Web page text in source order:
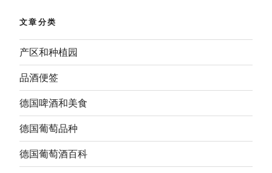
文章分类
产区和种植园
品酒便签
德国啤酒和美食
德国葡萄品种
德国葡萄酒百科